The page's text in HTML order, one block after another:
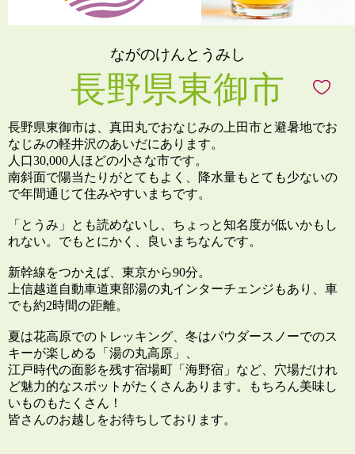
ながのけんとうみし
長野県東御市
長野県東御市は、真田丸でおなじみの上田市と避暑地でお
なじみの軽井沢のあいだにあります。
人口30,000人ほどの小さな市です。
南斜面で陽当たりがとてもよく、降水量もとても少ないの
で年間通じて住みやすいまちです。
「とうみ」とも読めないし、ちょっと知名度が低いかもし
れない。でもとにかく、良いまちなんです。
新幹線をつかえば、東京から90分。
上信越道自動車道東部湯の丸インターチェンジもあり、車
でも約2時間の距離。
夏は花高原でのトレッキング、冬はパウダースノーでのス
キーが楽しめる「湯の丸高原」、
江戸時代の面影を残す宿場町「海野宿」など、穴場だけれ
ど魅力的なスポットがたくさんあります。もちろん美味し
いものもたくさん！
皆さんのお越しをお待ちしております。